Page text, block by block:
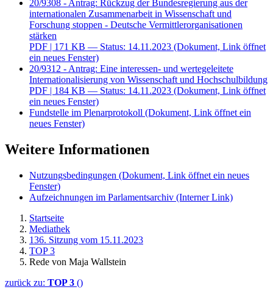
20/9308 - Antrag: Rückzug der Bundesregierung aus der
internationalen Zusammenarbeit in Wissenschaft und
Forschung stoppen - Deutsche Vermittlerorganisationen
stärken
PDF | 171 KB — Status: 14.11.2023 (Dokument, Link öffnet
ein neues Fenster)
20/9312 - Antrag: Eine interessen- und wertegeleitete
Internationalisierung von Wissenschaft und Hochschulbildung
PDF | 184 KB — Status: 14.11.2023 (Dokument, Link öffnet
ein neues Fenster)
Fundstelle im Plenarprotokoll (Dokument, Link öffnet ein
neues Fenster)
Weitere Informationen
Nutzungsbedingungen (Dokument, Link öffnet ein neues
Fenster)
Aufzeichnungen im Parlamentsarchiv (Interner Link)
Startseite
Mediathek
136. Sitzung vom 15.11.2023
TOP 3
Rede von Maja Wallstein
zurück zu: TOP 3 ()